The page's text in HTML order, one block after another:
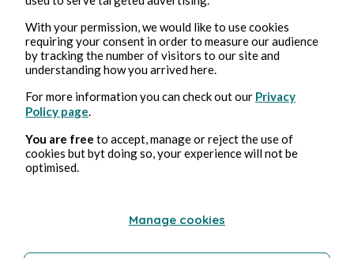
24 mars 20251 min de lecture
François Bayrou - déjà 100 jours !
Politique
Pierre Perez
With your permission, we would like to use cookies
requiring your consent in order to measure our audience
by tracking the number of visitors to our site and
understanding how you arrived here.
For more information you can check out our Privacy
Policy page
You are free to accept, manage or reject the use of
cookies but byt doing so, your experience will not be
optimised.
Manage cookies